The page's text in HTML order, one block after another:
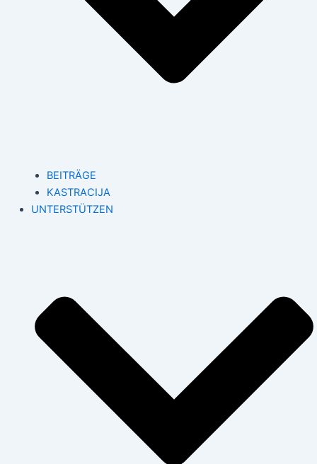
BEITRÄGE
KASTRACIJA
UNTERSTÜTZEN